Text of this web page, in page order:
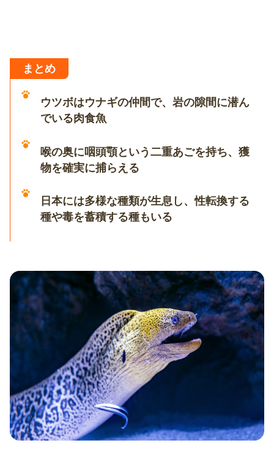
まとめ
ウツボはウナギの仲間で、岩の隙間に潜ん
でいる肉食魚
喉の奥に咽頭顎という二重あごを持ち、獲
物を確実に捕らえる
日本には多様な種類が生息し、性転換する
種や毒を蓄積する種もいる